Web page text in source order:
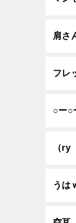
肩さ
フレ
○ー○
（ry
うは